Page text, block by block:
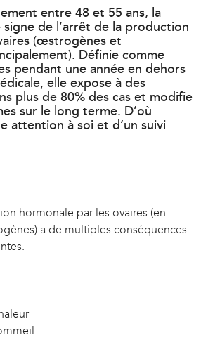
entre 48 et 55 ans, la
signe de l’arrêt de la production
(œstrogènes et
Définie comme
pendant une année en dehors
elle expose à des
plus de 80% des cas et modifie
sur le long terme. D’où
attention à soi et d’un suivi
hormonale par les ovaires (en
a de multiples conséquences.